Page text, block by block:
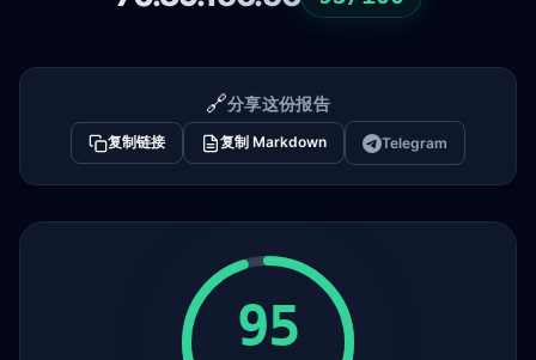
🔗分享这份报告
复制链接 复制 Markdown Telegram
95